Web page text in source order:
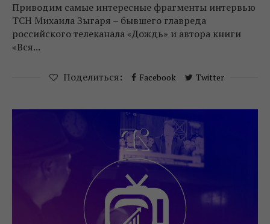
Приводим самые интересные фрагменты интервью
ТСН Михаила Зыгаря – бывшего главреда
российского телеканала «Дождь» и автора книги
«Вся...
Поделиться: Facebook Twitter